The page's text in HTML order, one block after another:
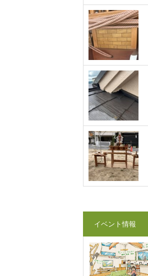
イベント情報